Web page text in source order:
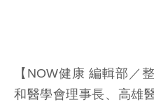
【NOW健康 編輯部／
和醫學會理事長、高雄